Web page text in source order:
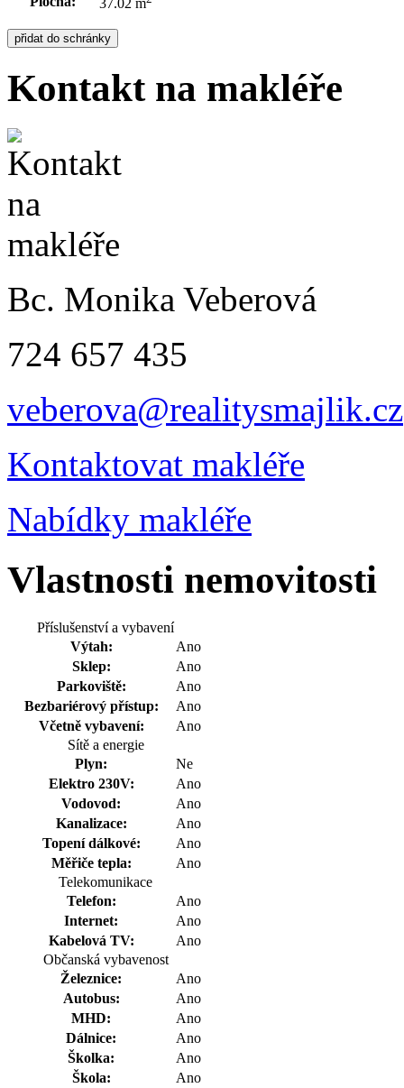
37.02 m
Kontakt na makléře
Bc. Monika Veberová
724 657 435
veberova@realitysmajlik.cz
Kontaktovat makléře
Nabídky makléře
Vlastnosti nemovitosti
Příslušenství a vybavení
Výtah:
Ano
Sklep:
Ano
Parkoviště:
Ano
Bezbariérový přístup:
Ano
Včetně vybavení:
Ano
Sítě a energie
Plyn:
Ne
Elektro 230V:
Ano
Vodovod:
Ano
Kanalizace:
Ano
Topení dálkové:
Ano
Měřiče tepla:
Ano
Telekomunikace
Telefon:
Ano
Internet:
Ano
Kabelová TV:
Ano
Občanská vybavenost
Železnice:
Ano
Autobus:
Ano
MHD:
Ano
Dálnice:
Ano
Školka:
Ano
Škola:
Ano